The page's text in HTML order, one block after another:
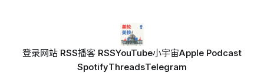
登录网站 RSS播客 RSSYouTube小宇宙Apple Podcast
SpotifyThreadsTelegram